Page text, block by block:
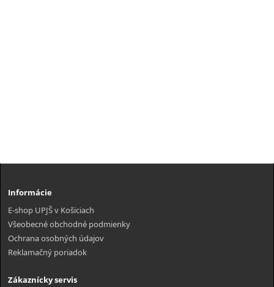
Informácie
E-shop UPJŠ v Košiciach
Všeobecné obchodné podmienky
Ochrana osobných údajov
Reklamačný poriadok
Zákaznícky servis